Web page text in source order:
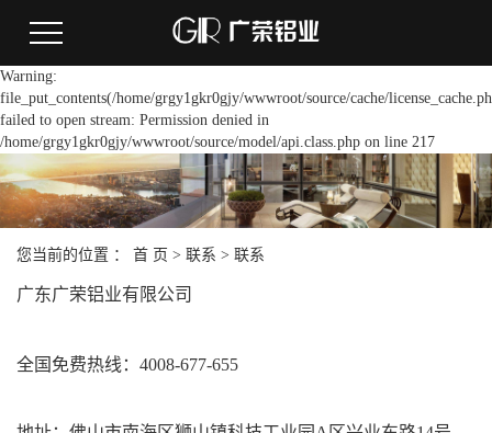
Warning:
file_put_contents(/home/grgy1gkr0gjy/wwwroot/source/cache/
failed to open stream: Permission denied in
/home/grgy1gkr0gjy/wwwroot/source/model/api.class.php on line 217
您当前的位置 ： 首 页 > 联系 > 联系
广东广荣铝业有限公司
全国免费热线：4008-677-655